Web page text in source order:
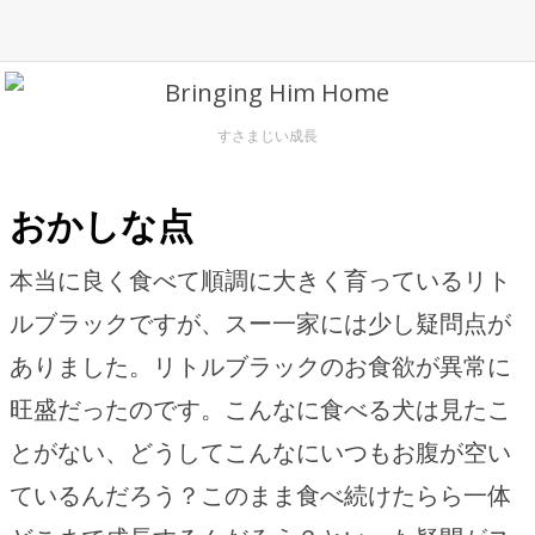
すさまじい成長
おかしな点
本当に良く食べて順調に大きく育っているリト
ルブラックですが、スー一家には少し疑問点が
ありました。リトルブラックのお食欲が異常に
旺盛だったのです。こんなに食べる犬は見たこ
とがない、どうしてこんなにいつもお腹が空い
ているんだろう？このまま食べ続けたらら一体